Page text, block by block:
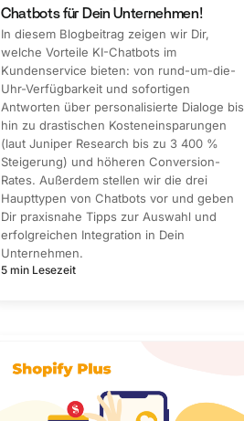
Chatbots für Dein Unternehmen!
In diesem Blogbeitrag zeigen wir Dir,
welche Vorteile KI-Chatbots im
Kundenservice bieten: von rund-um-die-
Uhr-Verfügbarkeit und sofortigen
Antworten über personalisierte Dialoge bis
hin zu drastischen Kosteneinsparungen
(laut Juniper Research bis zu 3 400 %
Steigerung) und höheren Conversion-
Rates. Außerdem stellen wir die drei
Haupttypen von Chatbots vor und geben
Dir praxisnahe Tipps zur Auswahl und
erfolgreichen Integration in Dein
Unternehmen.
5 min Lesezeit